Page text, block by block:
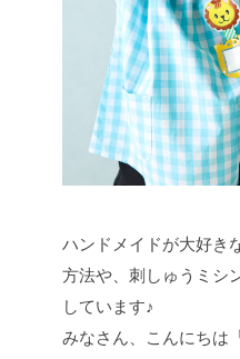
ハンドメイドが大好き
方法や、刺しゅうミシ
しています♪
みなさん、こんにちは